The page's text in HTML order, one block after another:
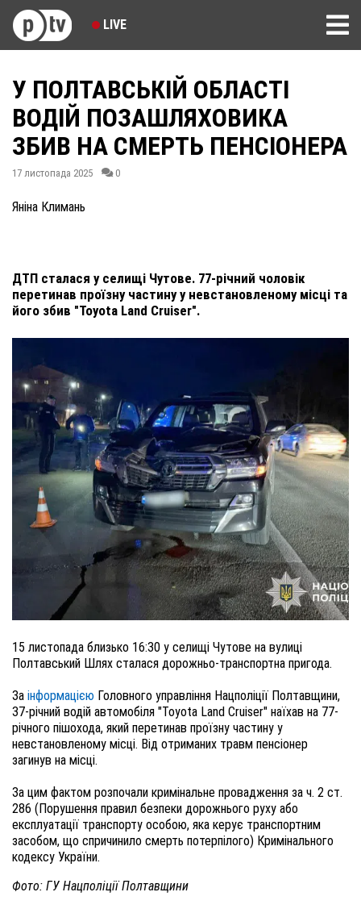
LIVE
У ПОЛТАВСЬКІЙ ОБЛАСТІ
ВОДІЙ ПОЗАШЛЯХОВИКА
ЗБИВ НА СМЕРТЬ ПЕНСІОНЕРА
17 листопада 2025 0
Яніна Климань
ДТП сталася у селищі Чутове. 77-річний чоловік
перетинав проїзну частину у невстановленому місці та
його збив "Toyota Land Cruiser".
15 листопада близько 16:30 у селищі Чутове на вулиці
Полтавський Шлях сталася дорожньо-транспортна пригода.
За інформацією Головного управління Нацполіції Полтавщини,
37-річний водій автомобіля "Toyota Land Cruiser" наїхав на 77-
річного пішохода, який перетинав проїзну частину у
невстановленому місці. Від отриманих травм пенсіонер
загинув на місці.
За цим фактом розпочали кримінальне провадження за ч. 2 ст.
286 (Порушення правил безпеки дорожнього руху або
експлуатації транспорту особою, яка керує транспортним
засобом, що спричинило смерть потерпілого) Кримінального
кодексу України.
Фото: ГУ Нацполіції Полтавщини